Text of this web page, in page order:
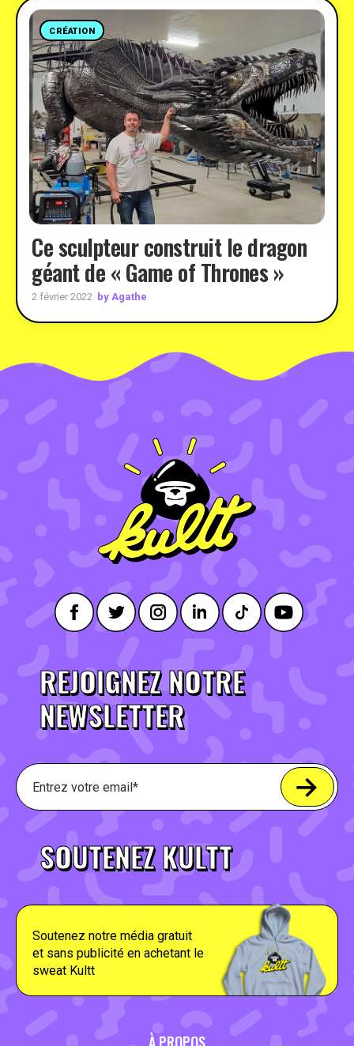
CRÉATION
Ce sculpteur construit le dragon
géant de « Game of Thrones »
2 février 2022 by Agathe
REJOIGNEZ NOTRE
NEWSLETTER
SOUTENEZ KULTT
Soutenez notre média gratuit
et sans publicité en achetant le
sweat Kultt